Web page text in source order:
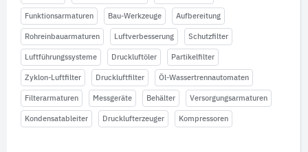
Funktionsarmaturen Bau-Werkzeuge Aufbereitung
Rohreinbauarmaturen Luftverbesserung Schutzfilter
Luftführungssysteme Druckluftöler Partikelfilter
Zyklon-Luftfilter Druckluftfilter Öl-Wassertrennautomaten
Filterarmaturen Messgeräte Behälter Versorgungsarmaturen
Kondensatableiter Drucklufterzeuger Kompressoren